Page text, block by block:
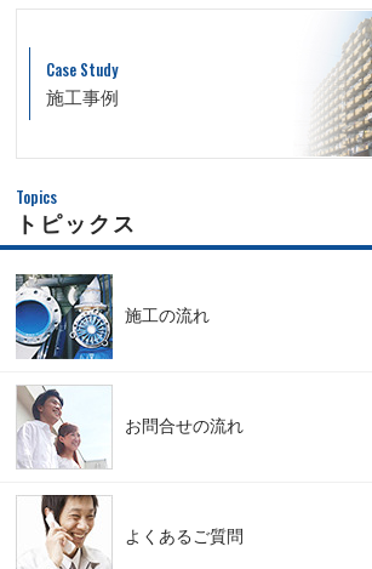
Case Study
施工事例
Topics
トピックス
施工の流れ
お問合せの流れ
よくあるご質問